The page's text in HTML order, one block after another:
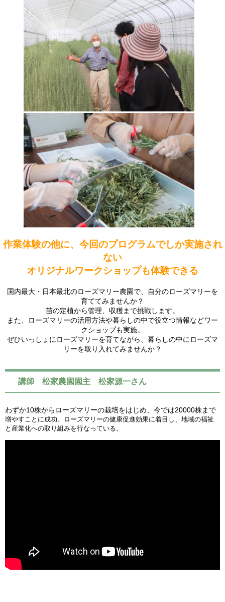
作業体験の他に、今回のプログラムでしか実施され
ない
オリジナルワークショップも体験できる
国内最大・日本最北のローズマリー農園で、自分のローズマリーを
育ててみませんか？
苗の定植から管理、収穫まで挑戦します。
また、ローズマリーの活用方法や暮らしの中で役立つ情報などワー
クショップも実施。
ぜひいっしょにローズマリーを育てながら、暮らしの中にローズマ
リーを取り入れてみませんか？
講師 松家農園園主 松家源一さん
わずか10株からローズマリーの栽培をはじめ、今では20000株まで
増やすことに成功。ローズマリーの健康促進効果に着目し、地域の福祉
と産業化への取り組みを行なっている。